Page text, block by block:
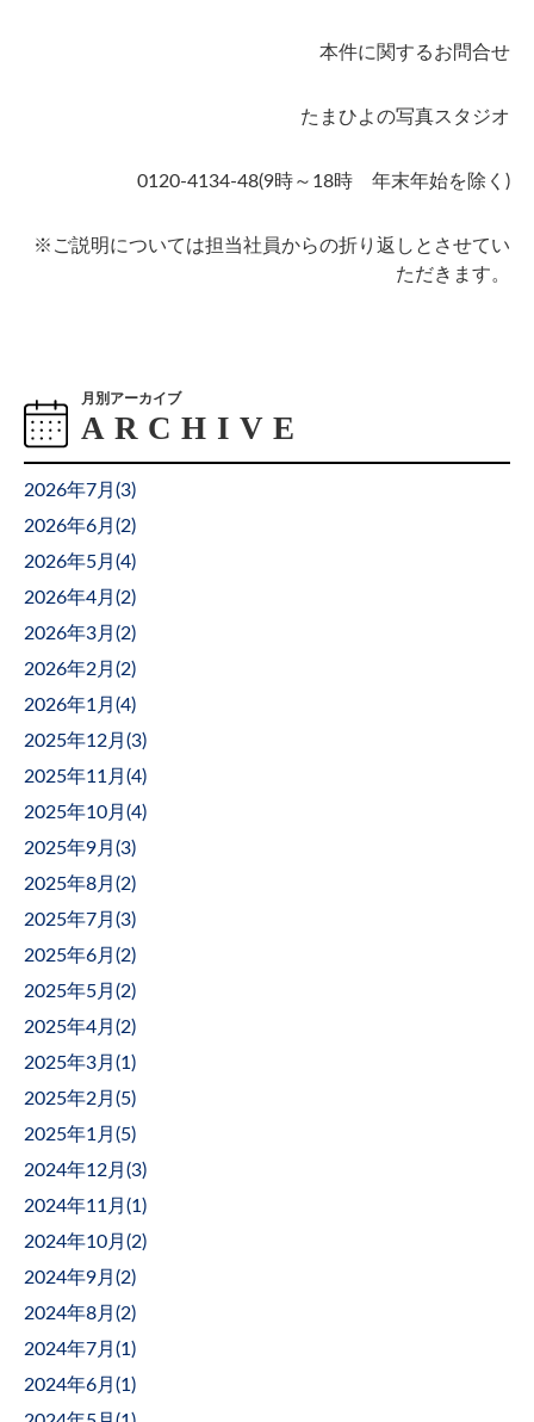
本件に関するお問合せ
たまひよの写真スタジオ
0120-4134-48(9時～18時 年末年始を除く)
※ご説明については担当社員からの折り返しとさせてい
ただきます。
月別アーカイブ
2026年7月(3)
2026年6月(2)
2026年5月(4)
2026年4月(2)
2026年3月(2)
2026年2月(2)
2026年1月(4)
2025年12月(3)
2025年11月(4)
2025年10月(4)
2025年9月(3)
2025年8月(2)
2025年7月(3)
2025年6月(2)
2025年5月(2)
2025年4月(2)
2025年3月(1 )
2025年2月(5)
2025年1月(5)
2024年12月(3)
2024年11月(1 )
2024年10月(2)
2024年9月(2)
2024年8月(2)
2024年7月(1 )
2024年6月(1 )